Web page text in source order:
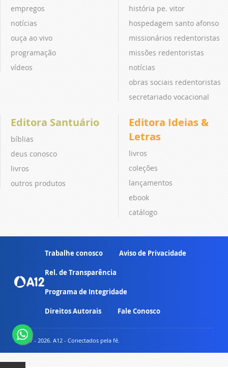
empregos
notícias
ouça ao vivo
programação
vídeos
história pe. vitor
hospedagem santo afonso
missionários redentoristas
missões redentoristas
notícias
obras sociais redentoristas
secretariado vocacional
Editora Santuário
bíblias
deus conosco
livros
outros produtos
Editora Ideias &
Letras
livros
coleções
lançamentos
ebook
catálogo
Trabalhe conosco Aviso de Privacidade
Rel. de Transparência
Programa de Integridade
Direitos Autorais Fale Conosco
© 2007 - 2026. A12 - Conectados pela fé.